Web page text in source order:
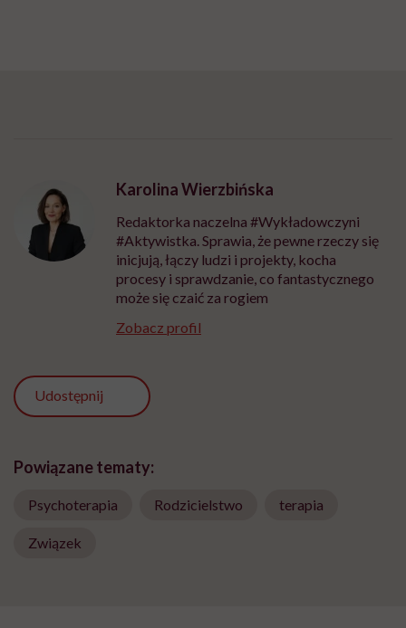
Karolina Wierzbińska
Redaktorka naczelna #Wykładowczyni
#Aktywistka. Sprawia, że pewne rzeczy się
inicjują, łączy ludzi i projekty, kocha
procesy i sprawdzanie, co fantastycznego
może się czaić za rogiem
Zobacz profil
Udostępnij
Powiązane tematy:
Psychoterapia Rodzicielstwo terapia
Związek